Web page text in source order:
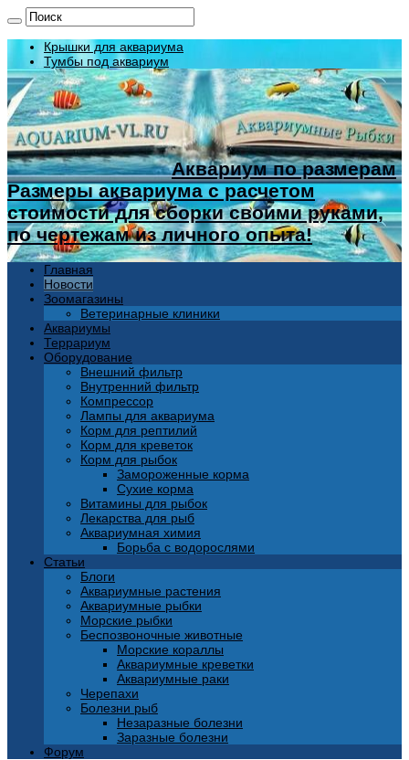
Крышки для аквариума
Тумбы под аквариум
Аквариум по размерам
Размеры аквариума с расчетом
стоимости для сборки своими руками,
по чертежам из личного опыта!
Главная
Новости
Зоомагазины
Ветеринарные клиники
Аквариумы
Террариум
Оборудование
Внешний фильтр
Внутренний фильтр
Компрессор
Лампы для аквариума
Корм для рептилий
Корм для креветок
Корм для рыбок
Замороженные корма
Сухие корма
Витамины для рыбок
Лекарства для рыб
Аквариумная химия
Борьба с водорослями
Статьи
Блоги
Аквариумные растения
Аквариумные рыбки
Морские рыбки
Беспозвоночные животные
Морские кораллы
Аквариумные креветки
Аквариумные раки
Черепахи
Болезни рыб
Незаразные болезни
Заразные болезни
Форум